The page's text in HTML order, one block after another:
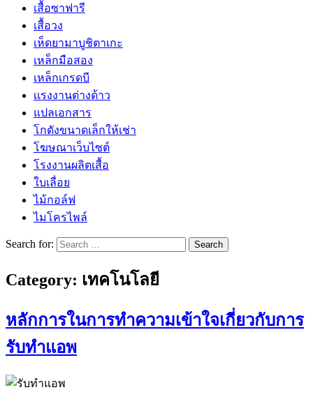
เสื้อซาฟารี
เสื้อวง
เห็ดยามาบูชิตาเกะ
เหล็กมือสอง
เหล็กเกรดบี
เเรงงานต่างด้าว
แปลเอกสาร
โกดังขนาดเล็กให้เช่า
โฆษณาเว็บไซต์
โรงงานผลิตเสื้อ
ใบเลื่อย
ไม้กอล์ฟ
ไมโครไพล์
Search for:
Category: เทคโนโลยี
หลักการในการทำความเข้าใจเกี่ยวกับการ
รับทำแอพ